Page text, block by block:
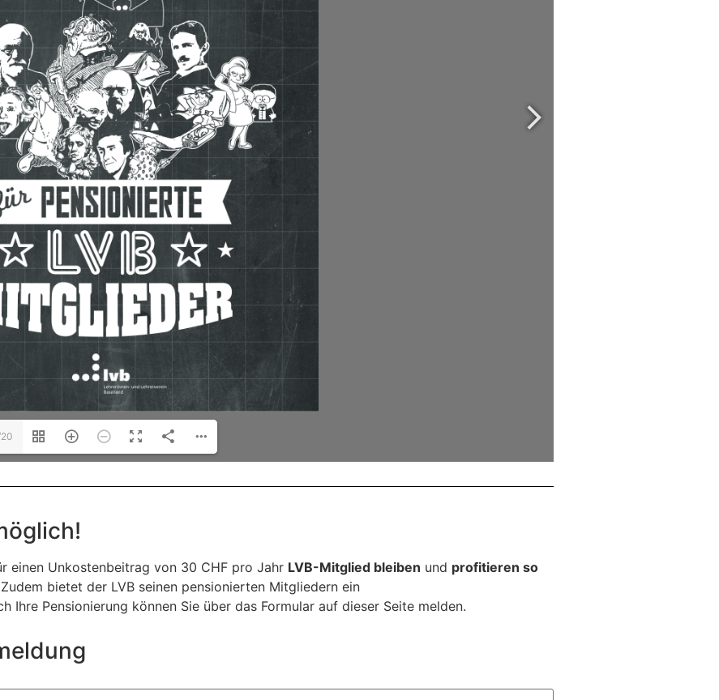
einen Unkostenbeitrag von 30 CHF pro Jahr LVB-Mitglied bleiben und profitieren so
bietet der LVB seinen pensionierten Mitgliedern ein
Ihre Pensionierung können Sie über das Formular auf dieser Seite melden.